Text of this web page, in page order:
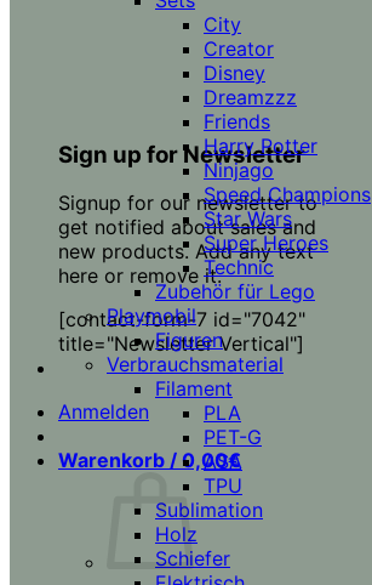
Sign up for Newsletter
Signup for our newsletter to
get notified about sales and
new products. Add any text
here or remove it.
[contact-form-7 id="7042"
title="Newsletter Vertical"]
Anmelden
Warenkorb / 0,00€
City
Creator
Disney
Dreamzzz
Friends
Harry Potter
Ninjago
Speed Champions
Star Wars
Super Heroes
Technic
Zubehör für Lego
Playmobil
Figuren
Verbrauchsmaterial
Filament
PLA
PET-G
ASA
TPU
Sublimation
Holz
Schiefer